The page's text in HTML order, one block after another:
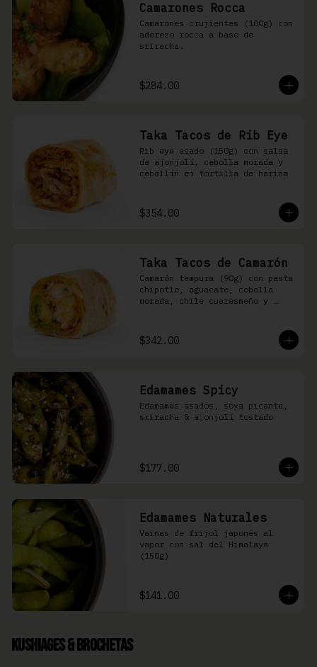
Camarones Rocca
Camarones crujientes (100g) con
aderezo rocca a base de
sriracha.
$284.00
Taka Tacos de Rib Eye
Rib eye asado (150g) con salsa
de ajonjolí, cebolla morada y
cebollín en tortilla de harina
$354.00
Taka Tacos de Camarón
Camarón tempura (90g) con pasta
chipotle, aguacate, cebolla
morada, chile cuaresmeño y
$342.00
Edamames Spicy
Edamames asados, soya picante,
sriracha & ajonjolí tostado
$177.00
Edamames Naturales
Vainas de frijol japonés al
vapor con sal del Himalaya
(150g)
$141.00
Kushiages & Brochetas